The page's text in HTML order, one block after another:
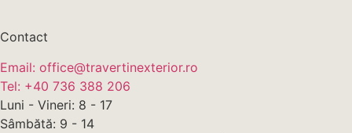
Contact
Email: office@travertinexterior.ro
Tel: +40 736 388 206
Luni - Vineri: 8 - 17
Sâmbătă: 9 - 14